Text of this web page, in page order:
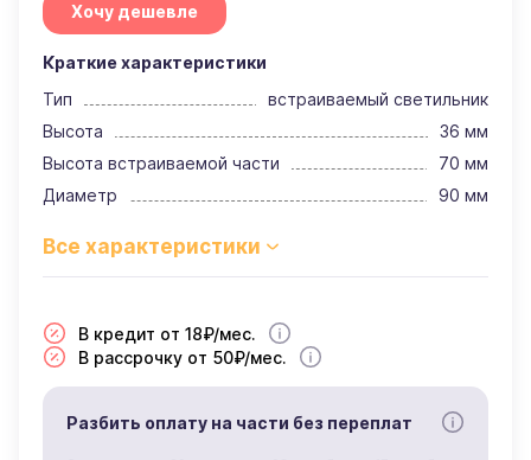
Хочу дешевле
Краткие характеристики
Тип
встраиваемый светильник
Высота
36 мм
Высота встраиваемой части
70 мм
Диаметр
90 мм
В кредит от 18₽/мес.
В рассрочку от 50₽/мес.
Разбить оплату на части без переплат